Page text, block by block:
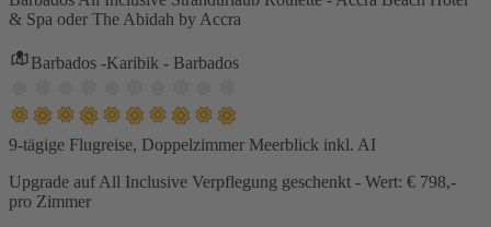
& Spa oder The Abidah by Accra
Barbados -Karibik - Barbados
9-tägige Flugreise, Doppelzimmer Meerblick inkl. AI
Upgrade auf All Inclusive Verpflegung geschenkt - Wert: € 798,-
pro Zimmer